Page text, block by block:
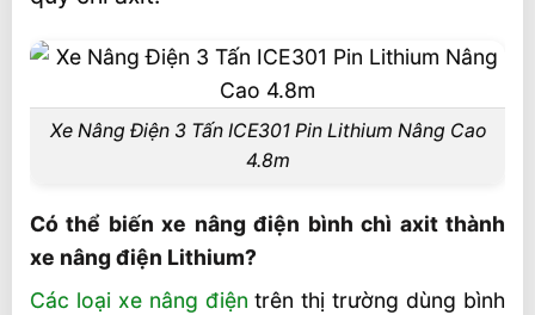
Xe Nâng Điện 3 Tấn ICE301 Pin Lithium Nâng Cao
4.8m
Có thể biến xe nâng điện bình chì axit thành
xe nâng điện Lithium?
Các loại xe nâng điện trên thị trường dùng bình